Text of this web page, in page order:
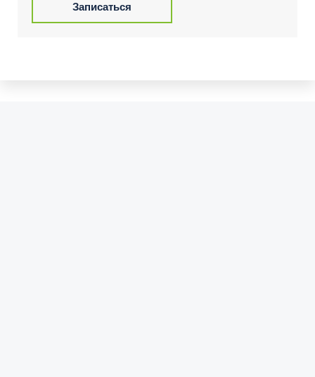
Записаться